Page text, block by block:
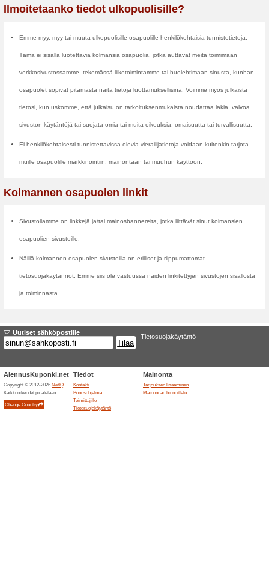
verkkosivustollamme ja
Google Analytics ei tallenna
tietoturvan tai sellaiset tiedot,
Evästeet ovat pieniä
kiintolevylle selaimesi kautta
palveluntarjoajajärjestelmät
tietoja. Evästeiden avulla
Vastuuhenkilö: Adam Polak,
Mitä tietoja